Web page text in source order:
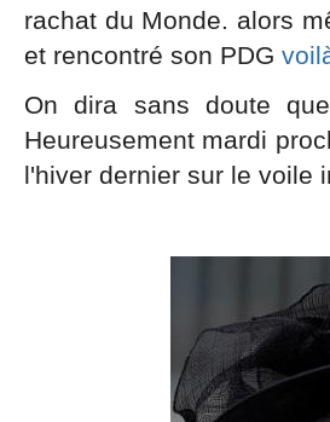
rachat du Monde. alors
et rencontré son PDG
On dira sans doute
Heureusement mardi
l'hiver dernier sur le voile
Sous les